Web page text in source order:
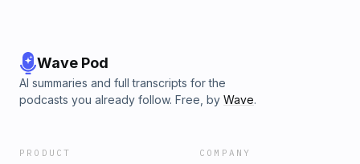
Wave Pod
AI summaries and full transcripts for the
podcasts you already follow. Free, by Wave.
PRODUCT COMPANY